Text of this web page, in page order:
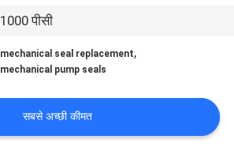
1000 पीसी
mechanical seal replacement,
mechanical pump seals
सबसे अच्छी कीमत